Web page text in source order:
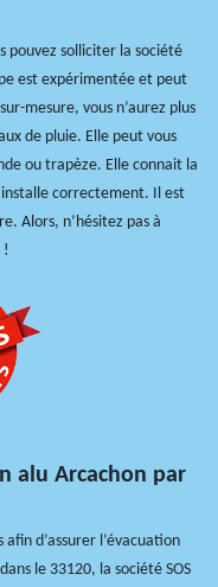
pouvez solliciter la société
est expérimentée et peut
mesure, vous n’aurez plus
de pluie. Elle peut vous
ou trapèze. Elle connait la
correctement. Il est
Alors, n’hésitez pas à
!
alu Arcachon par
d’assurer l’évacuation
le 33120, la société SOS